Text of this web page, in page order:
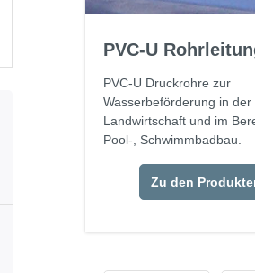
PVC-U
PVC-U Druckrohre zur
Wasserbeförderung in der
Landwirtschaft und im
Pool-, Schwimmbadbau.
Zu den